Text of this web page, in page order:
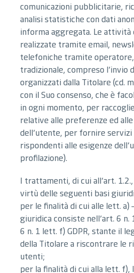
comunicazioni pubblicitarie,
analisi statistiche con dati
informa aggregata. Le attività
realizzate tramite email,
telefoniche tramite
tradizionale, compreso l’invio
organizzati dalla Titolare (cd.
con il Suo consenso, che è
in ogni momento, per
relative alle preferenze ed
dell’utente, per fornire
rispondenti alle esigenze
profilazione).
I trattamenti, di cui all’art.
virtù delle seguenti basi
per le finalità di cui alle lett. a)
giuridica consiste nell’art. 6 n.
6 n. 1 lett. f) GDPR, stante il
della Titolare a riscontrare le
utenti;
per la finalità di cui alla lett. f),